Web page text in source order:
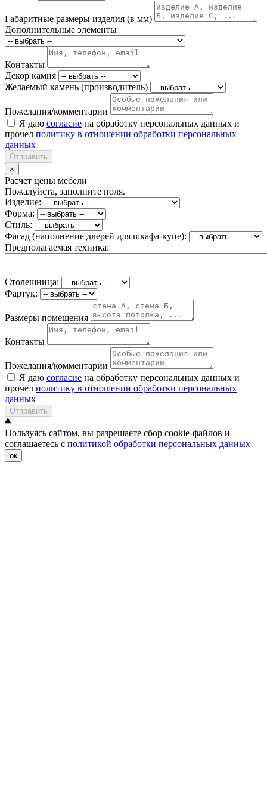
Габаритные размеры изделия (в мм)
Дополнительные элементы
Контакты
Декор камня
Желаемый камень (производитель)
Пожелания/комментарии
Я даю согласие на обработку персональных данных и
прочел политику в отношении обработки персональных
данных
Отправить
×
Расчет цены мебели
Пожалуйста, заполните поля.
Изделие:
Форма:
Стиль:
Фасад (наполнение дверей для шкафа-купе):
Предполагаемая техника:
Столешница:
Фартук:
Размеры помещения
Контакты
Пожелания/комментарии
Я даю согласие на обработку персональных данных и
прочел политику в отношении обработки персональных
данных
Отправить
Пользуясь сайтом, вы разрешаете сбор cookie-файлов и
соглашаетесь с политикой обработки персональных данных
ок